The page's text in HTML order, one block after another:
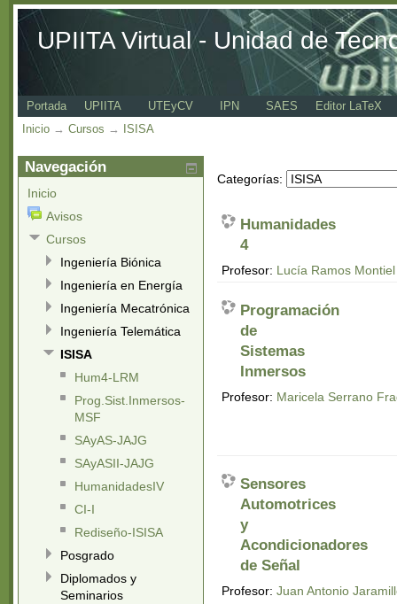
UPIITA Virtual - Unidad de
Portada UPIITA UTEyCV IPN SAES
Editor LaTeX
Inicio → Cursos → ISISA
Categorías:
Humanidades
4
Profesor: Lucía Ramos Montiel
Programación
de
Sistemas
Inmersos
Profesor: Maricela Serrano
Sensores
Automotrices
y
Acondicionadores
de Señal
Profesor: Juan Antonio
Navegación
Inicio
Avisos
Cursos
Ingeniería Biónica
Ingeniería en Energía
Ingeniería Mecatrónica
Ingeniería Telemática
ISISA
Hum4-LRM
Prog.Sist.Inmersos-
MSF
SAyAS-JAJG
SAyASII-JAJG
HumanidadesIV
CI-I
Rediseño-ISISA
Posgrado
Diplomados y
Seminarios